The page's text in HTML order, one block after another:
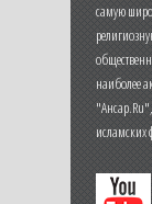
самую
наиболее
исламских